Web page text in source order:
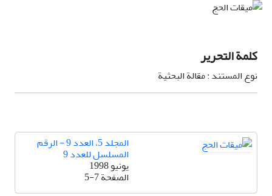
کلمة التحرير
نوع المستند : مقالة البحثية
المجلد 5، العدد 9 - الرقم
المسلسل للعدد 9
يونيو 1998
الصفحة5-7